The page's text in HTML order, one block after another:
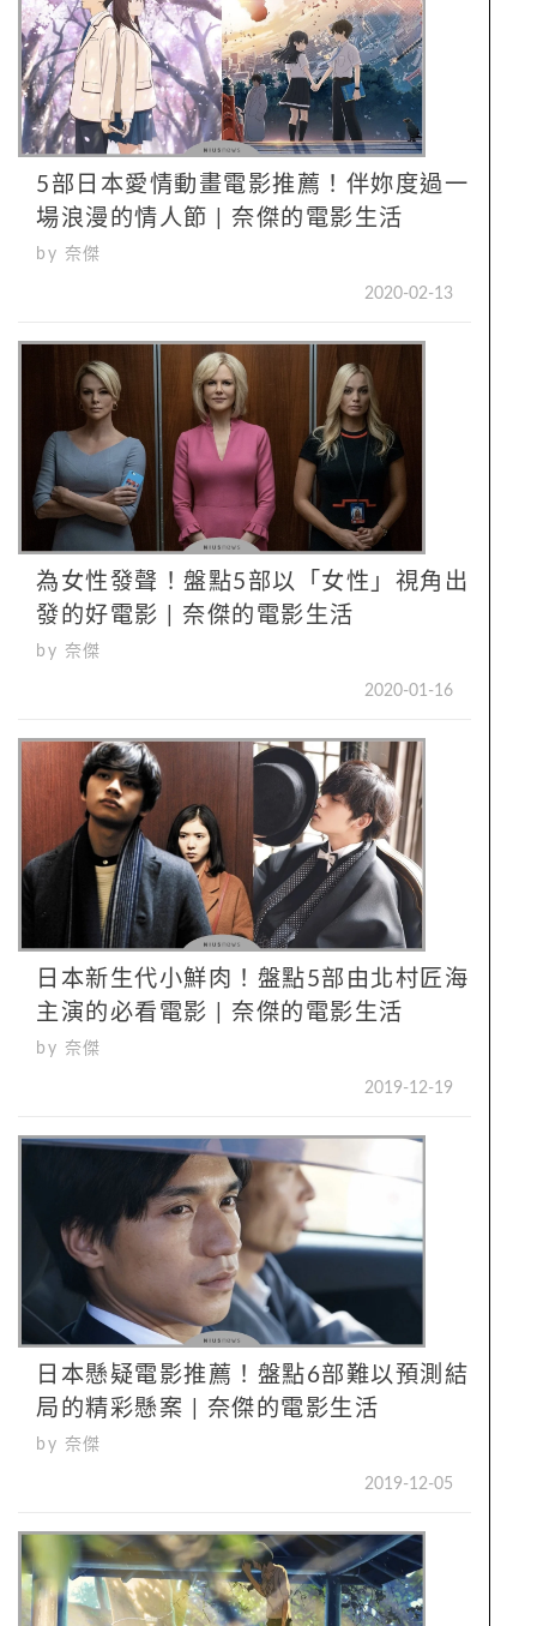
5部日本愛情動畫電影推薦！伴妳度過一
場浪漫的情人節 | 奈傑的電影生活
by 奈傑
2020-02-13
為女性發聲！盤點5部以「女性」視角出
發的好電影 | 奈傑的電影生活
by 奈傑
2020-01-16
日本新生代小鮮肉！盤點5部由北村匠海
主演的必看電影 | 奈傑的電影生活
by 奈傑
2019-12-19
日本懸疑電影推薦！盤點6部難以預測結
局的精彩懸案 | 奈傑的電影生活
by 奈傑
2019-12-05